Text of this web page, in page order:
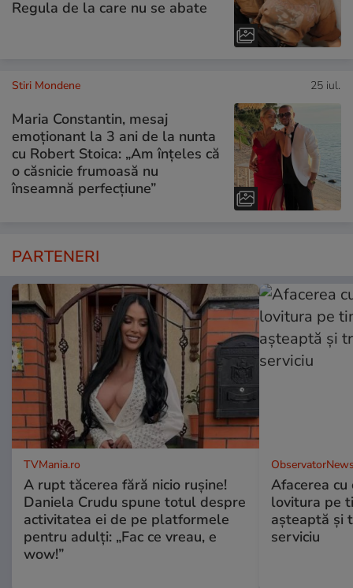
Regula de la care nu se abate
Stiri Mondene 25 iul.
Maria Constantin, mesaj
emoționant la 3 ani de la nunta
cu Robert Stoica: „Am înțeles că
o căsnicie frumoasă nu
înseamnă perfecțiune”
PARTENERI
TVMania.ro
A rupt tăcerea fără nicio rușine!
Daniela Crudu spune totul despre
activitatea ei de pe platformele
pentru adulți: „Fac ce vreau, e
wow!”
Afacerea
lovitura pe
aşteaptă şi
serviciu